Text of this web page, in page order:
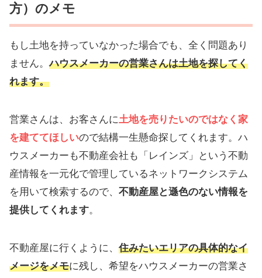
方）のメモ
もし土地を持っていなかった場合でも、全く問題あり
ません。ハウスメーカーの営業さんは土地を探してく
れます。
営業さんは、お客さんに土地を売りたいのではなく家
を建ててほしいので結構一生懸命探してくれます。ハ
ウスメーカーも不動産会社も「レインズ」という不動
産情報を一元化で管理しているネットワークシステム
を用いて検索するので、 不動産屋と遜色のない情報を
提供してくれます。
不動産屋に行くように、 住みたいエリアの具体的なイ
メージをメモに残し、希望をハウスメーカーの営業さ